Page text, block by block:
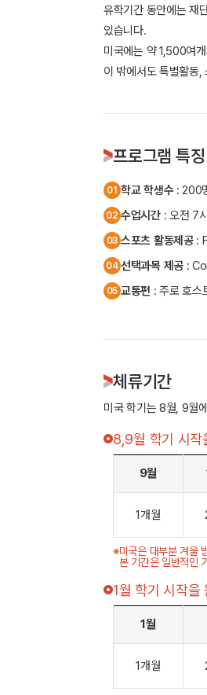
유학기간 동안에는 재
있습니다.
미국에는 약 1,500여
이 밖에서도 특별활동
프로그램 특징
01 학교 학생수: 200
02 수업시간: 오전 7
03 스포츠 활동제공:
04 선택과목 제공:
05 교통편 : 주로 호스
체류기간
미국 학기는 8월, 9월
8,9월 학기 시작
9월
1개월
※미국은 대부분 겨울
본 기간은 일반적인
1월 학기 시작을
1월
1개월